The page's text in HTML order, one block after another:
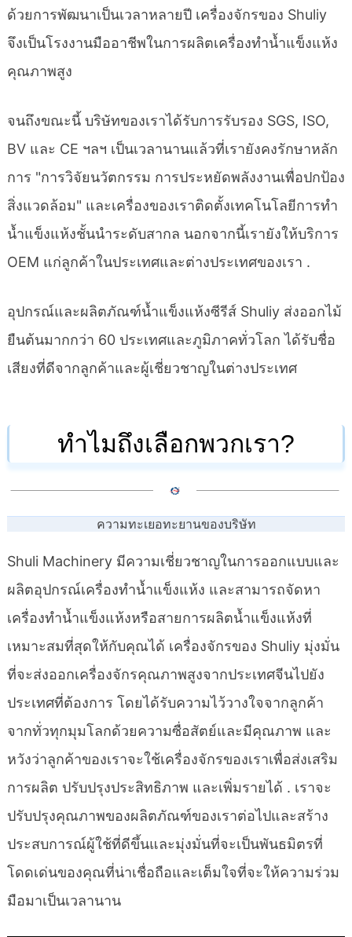
ด้วยการพัฒนาเป็นเวลาหลายปี เครื่องจักรของ Shuliy
จึงเป็นโรงงานมืออาชีพในการผลิตเครื่องทำน้ำแข็งแห้ง
คุณภาพสูง
จนถึงขณะนี้ บริษัทของเราได้รับการรับรอง SGS, ISO,
BV และ CE ฯลฯ เป็นเวลานานแล้วที่เรายังคงรักษาหลัก
การ "การวิจัยนวัตกรรม การประหยัดพลังงานเพื่อปกป้อง
สิ่งแวดล้อม" และเครื่องของเราติดตั้งเทคโนโลยีการทำ
น้ำแข็งแห้งชั้นนำระดับสากล นอกจากนี้เรายังให้บริการ
OEM แก่ลูกค้าในประเทศและต่างประเทศของเรา .
อุปกรณ์และผลิตภัณฑ์น้ำแข็งแห้งซีรีส์ Shuliy ส่งออกไม้
ยืนต้นมากกว่า 60 ประเทศและภูมิภาคทั่วโลก ได้รับชื่อ
เสียงที่ดีจากลูกค้าและผู้เชี่ยวชาญในต่างประเทศ
ทำไมถึงเลือกพวกเรา?
ความทะเยอทะยานของบริษัท
Shuli Machinery มีความเชี่ยวชาญในการออกแบบและ
ผลิตอุปกรณ์เครื่องทำน้ำแข็งแห้ง และสามารถจัดหา
เครื่องทำน้ำแข็งแห้งหรือสายการผลิตน้ำแข็งแห้งที่
เหมาะสมที่สุดให้กับคุณได้ เครื่องจักรของ Shuliy มุ่งมั่น
ที่จะส่งออกเครื่องจักรคุณภาพสูงจากประเทศจีนไปยัง
ประเทศที่ต้องการ โดยได้รับความไว้วางใจจากลูกค้า
จากทั่วทุกมุมโลกด้วยความซื่อสัตย์และมีคุณภาพ และ
หวังว่าลูกค้าของเราจะใช้เครื่องจักรของเราเพื่อส่งเสริม
การผลิต ปรับปรุงประสิทธิภาพ และเพิ่มรายได้ . เราจะ
ปรับปรุงคุณภาพของผลิตภัณฑ์ของเราต่อไปและสร้าง
ประสบการณ์ผู้ใช้ที่ดีขึ้นและมุ่งมั่นที่จะเป็นพันธมิตรที่
โดดเด่นของคุณที่น่าเชื่อถือและเต็มใจที่จะให้ความร่วม
มือมาเป็นเวลานาน